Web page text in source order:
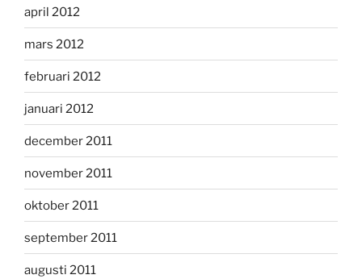
april 2012
mars 2012
februari 2012
januari 2012
december 2011
november 2011
oktober 2011
september 2011
augusti 2011